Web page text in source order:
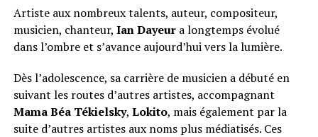
Artiste aux nombreux talents, auteur, compositeur,
musicien, chanteur, Ian Dayeura longtemps évolué
dans l’ombre et s’avance aujourd’hui vers la lumière.
Dès l’adolescence, sa carrière de musicien a débuté en
suivant les routes d’autres artistes, accompagnant
Mama Béa Tékielsky, Lokito, mais également par la
suite d’autres artistes aux noms plus médiatisés. Ces